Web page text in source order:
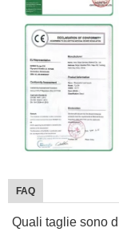
FAQ
Quali taglie sono